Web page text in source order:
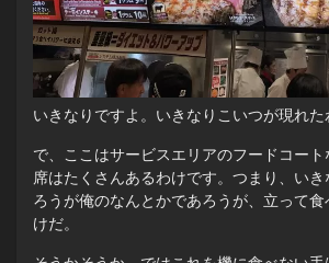
いきなりですよ。いきなりこいつが現れた
で、ここはサービスエリアのフードコー
席はたくさんあるわけです。つまり、い
ろうが俺のなんとかであろうが、立って
けだ。